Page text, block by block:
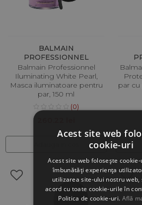
BALMAIN
PROFESSIONNEL
Balmain Professionnel
Iluminating White Pearl,
Masca iluminatoare pentru
par, 150 ml
(0)
par
Acest site web
cookie-uri
Acest site web folosește
îmbunătăți experiența
utilizarea site-ului nostru web,
acord cu toate cookie-urile în
Politica de cookie-uri. Află